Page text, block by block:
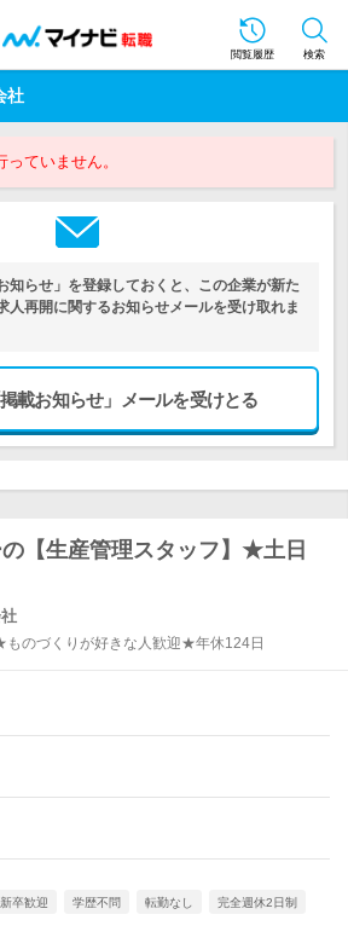
閲覧履歴 検索
社
ていません。
知らせ」を登録しておくと、この企業が新た
人再開に関するお知らせメールを受け取れま
載お知らせ」メールを受けとる
【生産管理スタッフ】★土日
のづくりが好きな人歓迎★年休124日
卒歓迎 学歴不問 転勤なし 完全週休2日制